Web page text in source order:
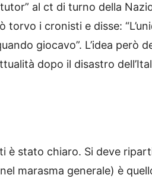
al ct di turno della
torvo i cronisti e disse:
giocavo”. L’idea però
dopo il disastro
è stato chiaro. Si deve
marasma generale) è